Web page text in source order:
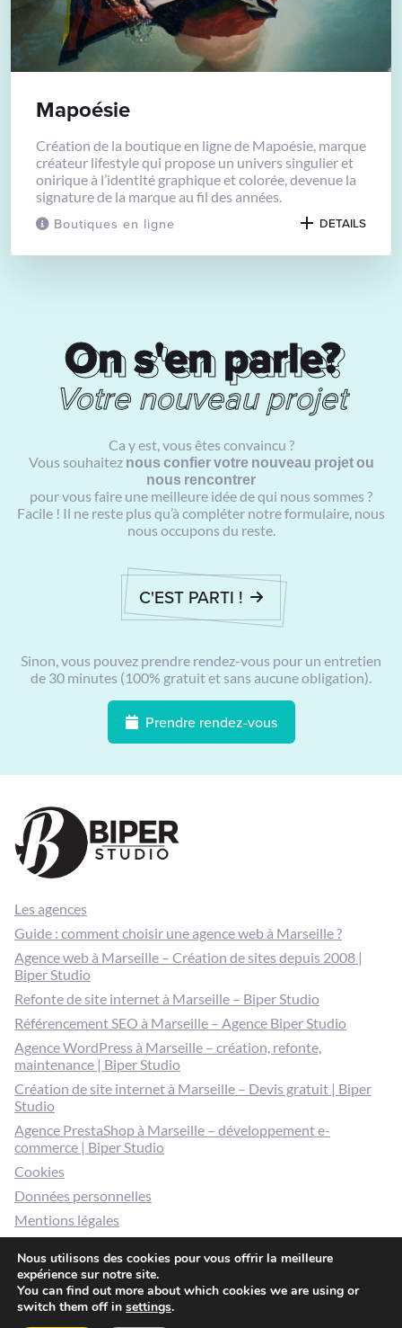
Boutiques en ligne
Mapoésie
Création de la boutique en ligne de Mapoésie, marque
créateur lifestyle qui propose un univers singulier et
onirique à l’identité graphique et colorée, devenue la
signature de la marque au fil des années.
DETAILS
On s'en parle?
On s'en parle?
Votre nouveau projet
Ca y est, vous êtes convaincu ?
Vous souhaitez nous confier votre nouveau projet ou
nous rencontrer
pour vous faire une meilleure idée de qui nous sommes ?
Facile ! Il ne reste plus qu’à compléter notre formulaire, nous
nous occupons du reste.
C'EST PARTI !
Sinon, vous pouvez prendre rendez-vous pour un entretien
de 30 minutes (100% gratuit et sans aucune obligation).
Prendre rendez-vous
Les agences
Guide : comment choisir une agence web à Marseille ?
Agence web à Marseille – Création de sites depuis 2008 |
Biper Studio
Refonte de site internet à Marseille – Biper Studio
Référencement SEO à Marseille – Agence Biper Studio
Agence WordPress à Marseille – création, refonte,
maintenance | Biper Studio
Création de site internet à Marseille – Devis gratuit | Biper
Studio
Agence PrestaShop à Marseille – développement e-
commerce | Biper Studio
Cookies
Données personnelles
Mentions légales
© 2026 Biper studio / 30 rue Jean Pierre Brun 13006
Nous utilisons des cookies pour vous offrir la meilleure
expérience sur notre site.
You can find out more about which cookies we are using or
switch them off in settings.